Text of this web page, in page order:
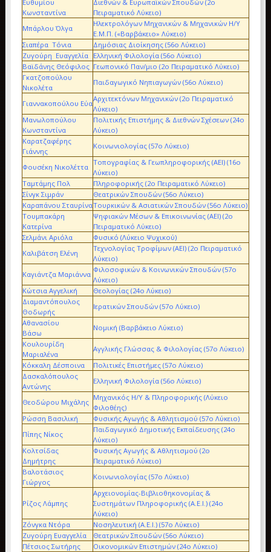
Ευθυμίου
Κωνσταντίνα
Διεθνών & Ευρωπαϊκών Σπουδών (2ο
Πειραματικό Λύκειο)
Μπάρλου Όλγα
Ηλεκτρολόγων Μηχανικών & Μηχανικών Η/Υ
Ε.Μ.Π. («Βαρβάκειο» Λύκειο)
Σιαπέρα Τόνια
Δημόσιας Διοίκησης (56ο Λύκειο)
Ζυγούρη Ευαγγελία
Ελληνική Φιλολογία (56ο Λύκειο)
Βαϊδάνης Θεόφιλος Γεωπονικό Παν/μιο (2ο Πειραματικό Λύκειο)
Γκατζοπούλου
Νικολέτα
Παιδαγωγικό Νηπιαγωγών (56ο Λύκειο)
Γιαννακοπούλου Εύα
Αρχιτεκτόνων Μηχανικών (2ο Πειραματικό
Λύκειο)
Μανωλοπούλου
Κωνσταντίνα
Πολιτικής Επιστήμης & Διεθνών Σχέσεων (24ο
Λύκειο)
Καρατζαφέρης
Γιάννης
Κοινωνιολογίας (57ο Λύκειο)
Φουσέκη Νικολέττα
Τοπογραφίας & Γεωπληροφορικής (ΑΕΙ) (16ο
Λύκειο)
Ταμτάμης Πολ
Πληροφορικής (2ο Πειραματικό Λύκειο)
Σίνγκ Σιμράν
Θεατρικών Σπουδών (56ο Λύκειο)
Καραπάνου ΣταυρίναΤουρκικών & Ασιατικών Σπουδών (56ο Λύκειο)
Τουμπακάρη
Κατερίνα
Ψηφιακών Μέσων & Επικοινωνίας (ΑΕΙ) (2ο
Πειραματικό Λύκειο)
Σελμάνι Αριόλα
Φυσικό (Λύκειο Ψυχικού)
Καλιβάτση Ελένη
Τεχνολογίας Τροφίμων (ΑΕΙ) (2ο Πειραματικό
Λύκειο)
Καγιάντζα Μαριάννα
Φιλοσοφικών & Κοινωνικών Σπουδών (57ο
Λύκειο)
Κώτσια Αγγελική
Θεολογίας (24ο Λύκειο)
Διαμαντόπουλος
Θοδωρής
Ιερατικών Σπουδών (57ο Λύκειο)
Αθανασίου
Βάσω
Νομική (Βαρβάκειο Λύκειο)
Κουλουρίδη
Μαριαλένα
Αγγλικής Γλώσσας & Φιλολογίας (57ο Λύκειο)
Κόκκαλη Δέσποινα
Πολιτικές Επιστήμες (57ο Λύκειο)
Δασκαλόπουλος
Αντώνης
Ελληνική Φιλολογία (56ο Λύκειο)
Θεοδώρου Μιχάλης
Μηχανικός Η/Υ & Πληροφορικής (Λύκειο
Φιλοθέης)
Ρώσση Βασιλική
Φυσικής Αγωγής & Αθλητισμού (57ο Λύκειο)
Πίπης Νίκος
Παιδαγωγικό Δημοτικής Εκπαίδευσης (24ο
Λύκειο)
Κολτσίδας
Δημήτρης
Φυσικής Αγωγής & Αθλητισμού (2ο
Πειραματικό Λύκειο)
Βαλοτάσιος
Γιώργος
Κοινωνιολογίας (57ο Λύκειο)
Ρίζος Λάμπης
Αρχειονομίας-Βιβλιοθηκονομίας &
Συστημάτων Πληροφορικής (Α.Ε.Ι.) (24ο
Λύκειο)
Ζόνγκα Ντόρα
Νοσηλευτική (Α.Ε.Ι.) (57ο Λύκειο)
Ζυγούρη Ευαγγελία
Θεατρικών Σπουδών (56ο Λύκειο)
Πέτσιος Σωτήρης
Οικονομικών Επιστημών (24ο Λύκειο)